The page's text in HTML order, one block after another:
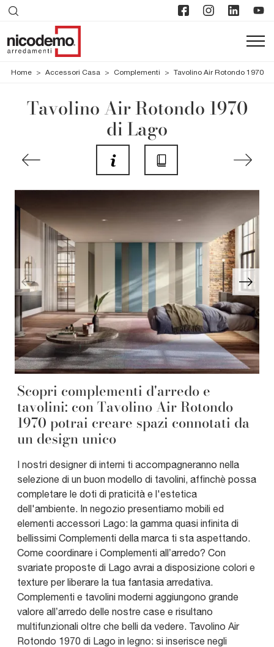
Home > Accessori Casa > Complementi > Tavolino Air Rotondo 1970
Tavolino Air Rotondo 1970
di Lago
Scopri complementi d'arredo e
tavolini: con Tavolino Air Rotondo
1970 potrai creare spazi connotati da
un design unico
I nostri designer di interni ti accompagneranno nella
selezione di un buon modello di tavolini, affinchè possa
completare le doti di praticità e l'estetica
dell'ambiente. In negozio presentiamo mobili ed
elementi accessori Lago: la gamma quasi infinita di
bellissimi Complementi della marca ti sta aspettando.
Come coordinare i Complementi all’arredo? Con
svariate proposte di Lago avrai a disposizione colori e
texture per liberare la tua fantasia arredativa.
Complementi e tavolini moderni aggiungono grande
valore all’arredo delle nostre case e risultano
multifunzionali oltre che belli da vedere. Tavolino Air
Rotondo 1970 di Lago in legno: si inserisce negli